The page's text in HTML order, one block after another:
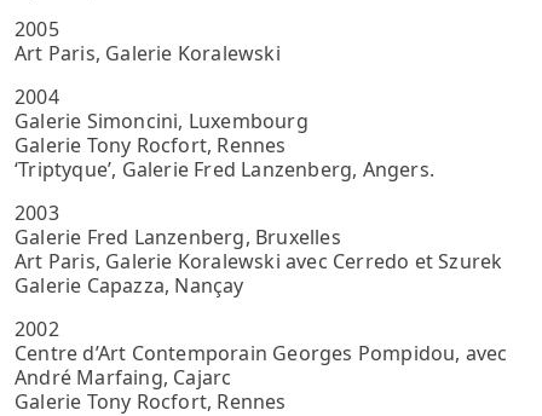
2005
Art Paris, Galerie Koralewski
2004
Galerie Simoncini, Luxembourg
Galerie Tony Rocfort, Rennes
‘Triptyque’, Galerie Fred Lanzenberg, Angers.
2003
Galerie Fred Lanzenberg, Bruxelles
Art Paris, Galerie Koralewski avec Cerredo et Szurek
Galerie Capazza, Nançay
2002
Centre d’Art Contemporain Georges Pompidou, avec
André Marfaing, Cajarc
Galerie Tony Rocfort, Rennes